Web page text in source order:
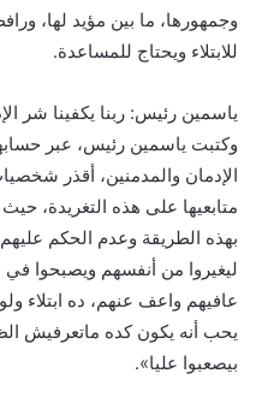
وجمهورها، ما بين مؤيد لها،
للابتلاء ويحتاج للمساعدة.
ياسمين رئيس: ربنا يكفينا شر
وكتبت ياسمين رئيس، عبر حسابها
الإدمان والمدمنين، أقذر
متابعيها على هذه التغريدة،
بهذه الطريقة وعدم الحكم
ليغيروا من أنفسهم ويصبحوا
عافيهم واعف عنهم، ده ابتلاء
يحب أنه يكون كده ماتعرفيش
بيصعبوا عليا».